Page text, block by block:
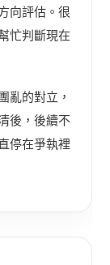
向評估。很
忙判斷現在
亂的對立，
後，後續不
停在爭執裡